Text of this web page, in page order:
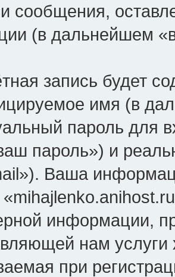
сообщения,
(в дальнейшем
запись будет
имя (в
пароль для
пароль») и
Ваша
информации,
нам
при